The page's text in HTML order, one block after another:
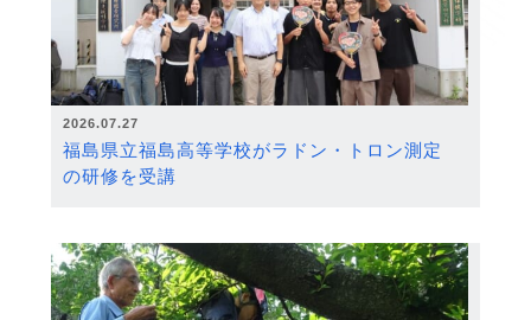
2026.07.27
福島県立福島高等学校がラドン・トロン測定
の研修を受講